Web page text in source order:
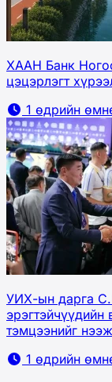
ХААН Банк
цэцэрлэгт
1 өдрийн
УИХ-ын дарга
тэмцээнийг
1 өдрийн